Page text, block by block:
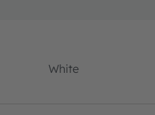
White